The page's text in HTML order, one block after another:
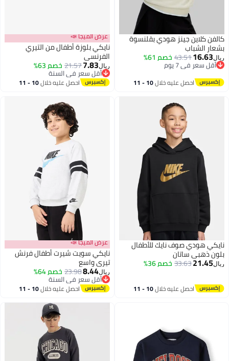
كالفن كلاين جينز هودي بقلنسوة
بشعار الشباب
ريال16.63
43.51خصم 61%
أقل سعر في 7 يوم
أقل سعر في 7 يوم
احصل عليه خلال 10 - 11
عرض الميجا 📣
نايكي بلوزة أطفال من التيري
الفرنسي
ريال7.83
21.57خصم 63%
أقل سعر في السنة
أقل سعر في السنة
احصل عليه خلال 10 - 11
نايكي هودي صوف نايك للأطفال
بلون ذهبي ساتان
ريال21.45
33.63خصم 36%
احصل عليه خلال 10 - 11
2
عرض الميجا 📣
نايكي سويت شيرت أطفال فرنش
تيري واسع
ريال8.44
23.98خصم 64%
أقل سعر في السنة
أقل سعر في السنة
احصل عليه خلال 10 - 11